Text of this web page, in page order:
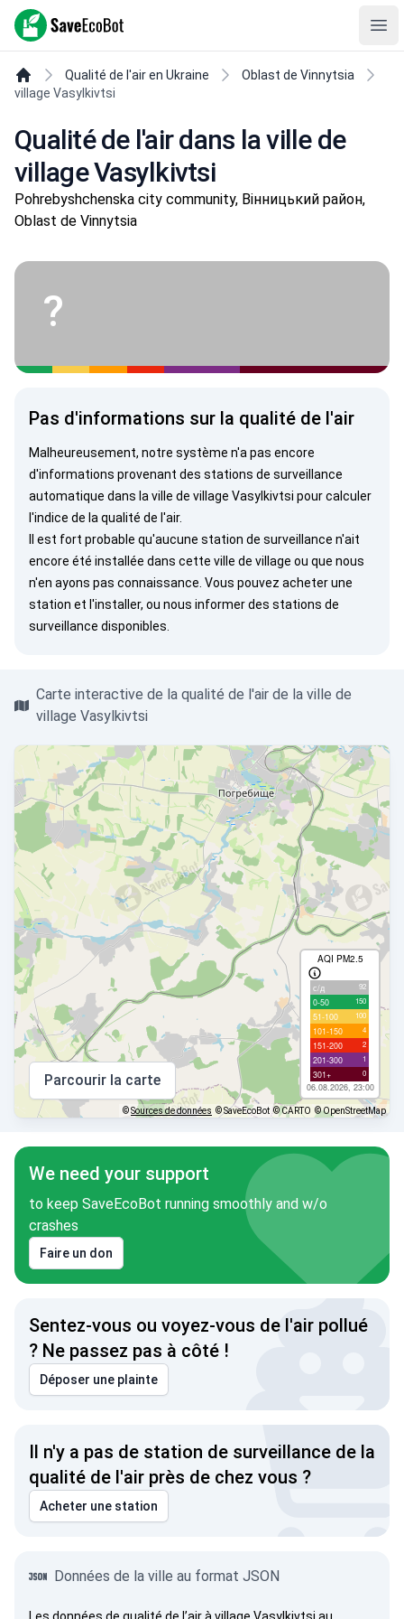
SaveEcoBot
Qualité de l'air en Ukraine
Oblast de Vinnytsia
village Vasylkivtsi
Qualité de l'air dans la ville de
village Vasylkivtsi
Pohrebyshchenska city community, Вінницький район,
Oblast de Vinnytsia
?
Pas d'informations sur la qualité de l'air
Malheureusement, notre système n'a pas encore
d'informations provenant des stations de surveillance
automatique dans la ville de village Vasylkivtsi pour calculer
l'indice de la qualité de l'air.
Il est fort probable qu'aucune station de surveillance n'ait
encore été installée dans cette ville de village ou que nous
n'en ayons pas connaissance. Vous pouvez acheter une
station et l'installer, ou nous informerdes stations de
surveillance disponibles.
Carte interactive de la qualité de l'air de la ville de
village Vasylkivtsi
AQI PM2.5
с/д 92
0-50 150
51-100 100
101-150 4
151-200 2
201-300 1
301+ 0
06.08.2026, 23:00
Parcourir la carte
©Sources de données © SaveEcoBot © CARTO © OpenStreetMap
We need your support
to keep SaveEcoBot running smoothly and w/o
crashes
Faire un don
Sentez-vous ou voyez-vous de l'air pollué
? Ne passez pas à côté !
Déposer une plainte
Il n'y a pas de station de surveillance de la
qualité de l'air près de chez vous ?
Acheter une station
Données de la ville au format JSON